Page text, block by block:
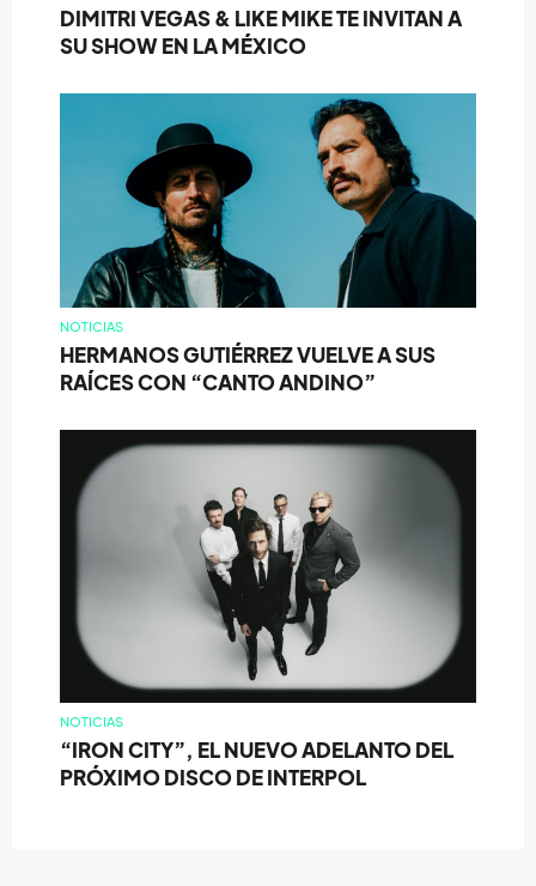
DIMITRI VEGAS & LIKE MIKE TE INVITAN A
SU SHOW EN LA MÉXICO
NOTICIAS
HERMANOS GUTIÉRREZ VUELVE A SUS
RAÍCES CON “CANTO ANDINO”
NOTICIAS
“IRON CITY”, EL NUEVO ADELANTO DEL
PRÓXIMO DISCO DE INTERPOL